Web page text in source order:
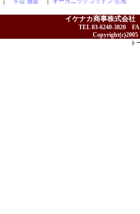
イケナカ商事株式会社
TEL 03-6240-3820
Copyright(c)2005
ト